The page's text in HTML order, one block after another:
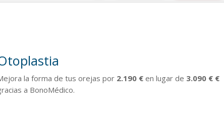
la forma de tus orejas por 2.190 € en lugar de 3.090 € €
a BonoMédico.